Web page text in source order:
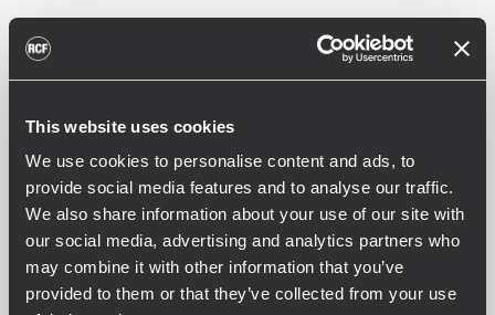
This website uses cookies
We use cookies to personalise content and ads, to
provide social media features and to analyse our traffic.
We also share information about your use of our site with
our social media, advertising and analytics partners who
may combine it with other information that you’ve
provided to them or that they’ve collected from your use
ALLE MULTI-ZONE - ZM SYSTEM 2
4 verwandte Produkte
ZM 2124
6 ZONEN MASTER EINHEIT MIT
LEISTUNGSVERTÄRKER